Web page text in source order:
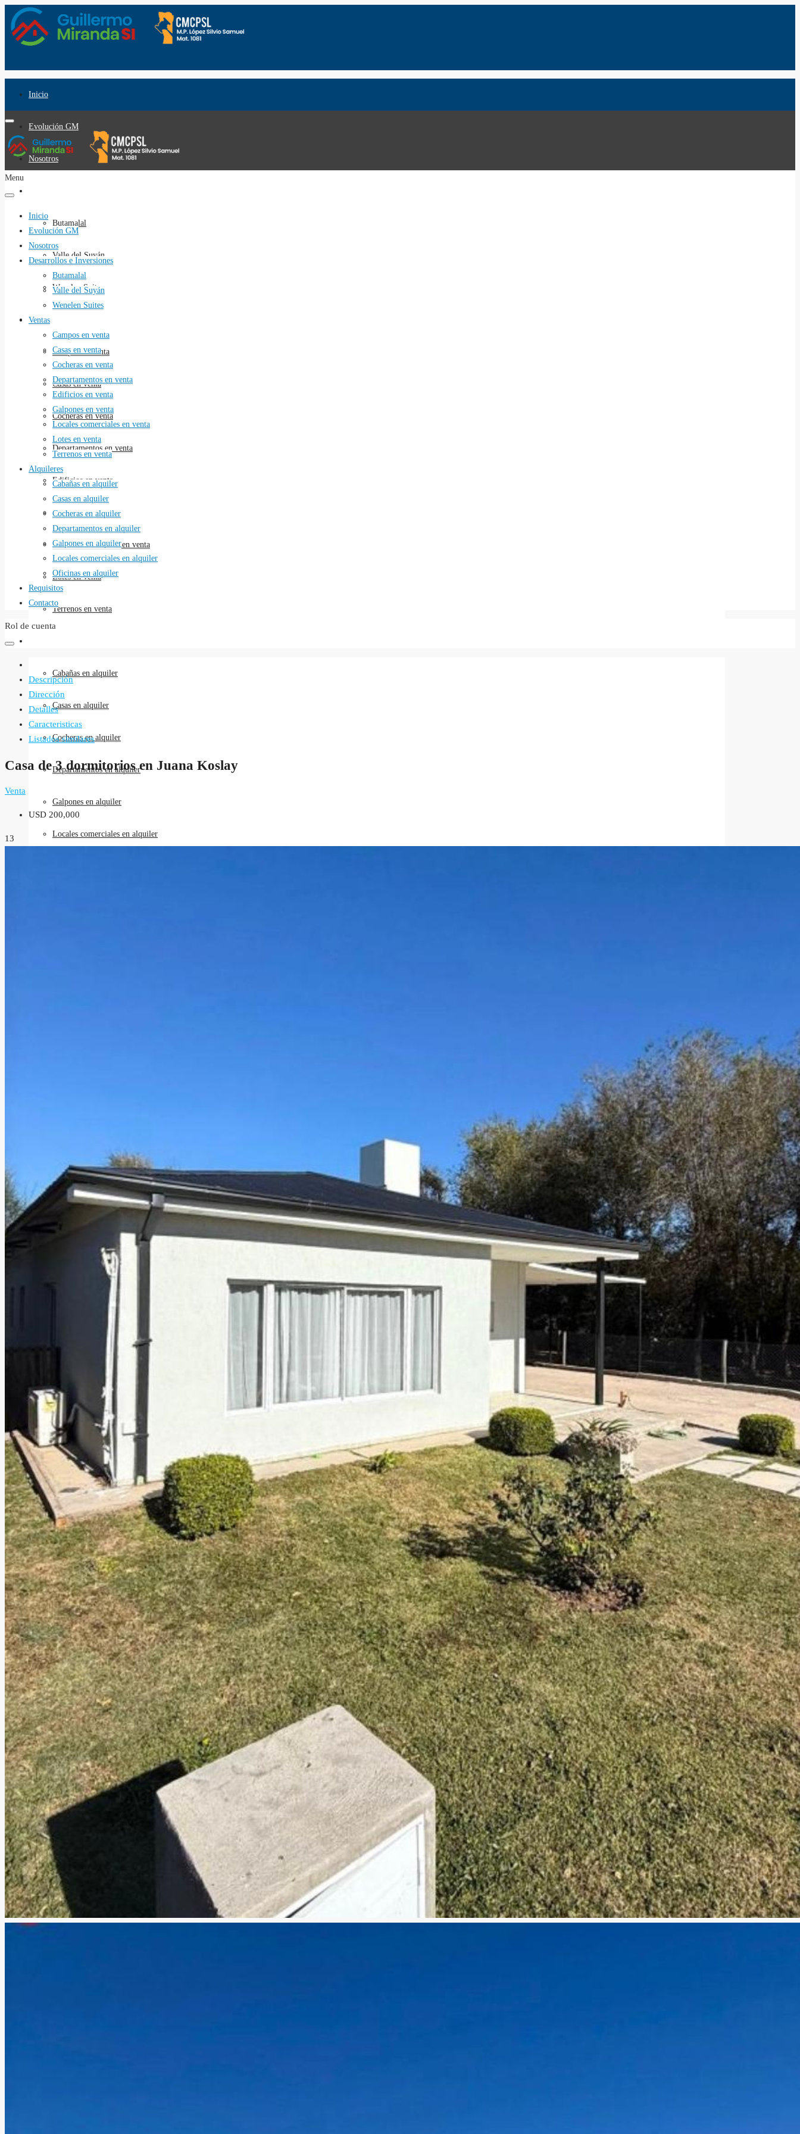
Inicio
Evolución GM
Nosotros
Butamalal
Valle del Suyán
Wenelen Suites
Ventas
Campos en venta
Casas en venta
Cocheras en venta
Departamentos en venta
Edificios en venta
Galpones en venta
Locales comerciales en venta
Lotes en venta
Terrenos en venta
Cabañas en alquiler
Casas en alquiler
Cocheras en alquiler
Departamentos en alquiler
Galpones en alquiler
Locales comerciales en alquiler
Menu
Inicio
Evolución GM
Nosotros
Desarrollos e Inversiones
Butamalal
Valle del Suyán
Wenelen Suites
Ventas
Campos en venta
Casas en venta
Cocheras en venta
Departamentos en venta
Edificios en venta
Galpones en venta
Locales comerciales en venta
Lotes en venta
Terrenos en venta
Alquileres
Cabañas en alquiler
Casas en alquiler
Cocheras en alquiler
Departamentos en alquiler
Galpones en alquiler
Locales comerciales en alquiler
Oficinas en alquiler
Requisitos
Contacto
Rol de cuenta
Descripción
Dirección
Detalles
Caracteristicas
Listados similares
Casa de 3 dormitorios en Juana Koslay
Venta
USD 200,000
13